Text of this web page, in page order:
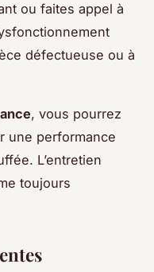
ou faites appel à
défectueuse ou à
, vous pourrez
une performance
L’entretien
toujours